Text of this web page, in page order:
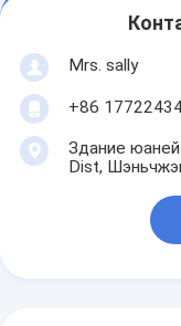
Mrs. sally
+86
Здание юаней
Dist,